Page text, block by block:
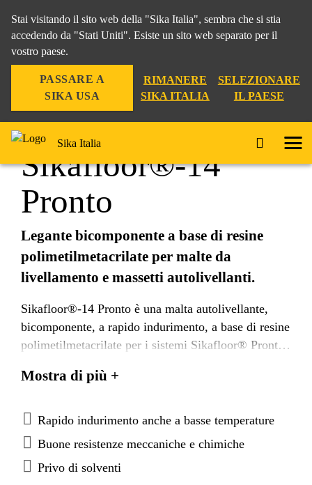
Stai visitando il sito web della "Sika Italia", sembra che si stia
accedendo da "Stati Uniti". Esiste un sito web separato per il
vostro paese.
PASSARE A
SIKA USA
RIMANERE
SIKA ITALIA
SELEZIONARE
IL PAESE
Sika Italia
Sikafloor®-14
Pronto
Legante bicomponente a base di resine
polimetilmetacrilate per malte da
livellamento e massetti autolivellanti.
Sikafloor®-14 Pronto è una malta autolivellante,
bicomponente, a rapido indurimento, a base di resine
polimetilmetacrilate per i sistemi Sikafloor® Pronto
Pronto RS-34.
Mostra di più +
Rapido indurimento anche a basse temperature
Buone resistenze meccaniche e chimiche
Privo di solventi